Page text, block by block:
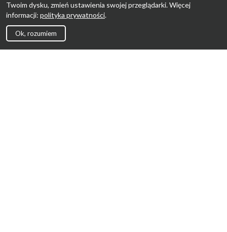
Twoim dysku, zmień ustawienia swojej przeglądarki. Więcej
informacji: polityka prywatności.
Ok, rozumiem